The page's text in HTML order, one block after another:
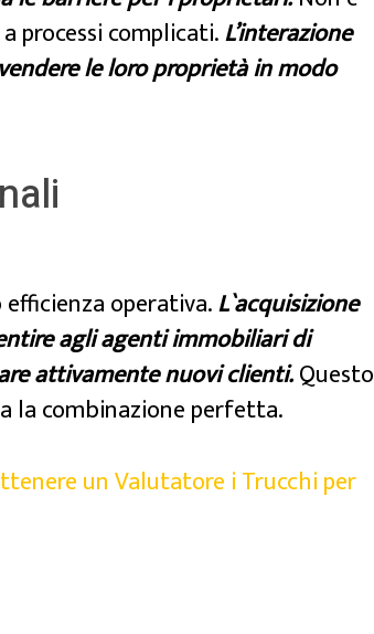
processi complicati.L’interazione
vendere le loro proprietà in modo
operativa.L`acquisizione
agli agenti immobiliari di
attivamente nuovi clienti.Questo
la combinazione perfetta.
un Valutatore i Trucchi per